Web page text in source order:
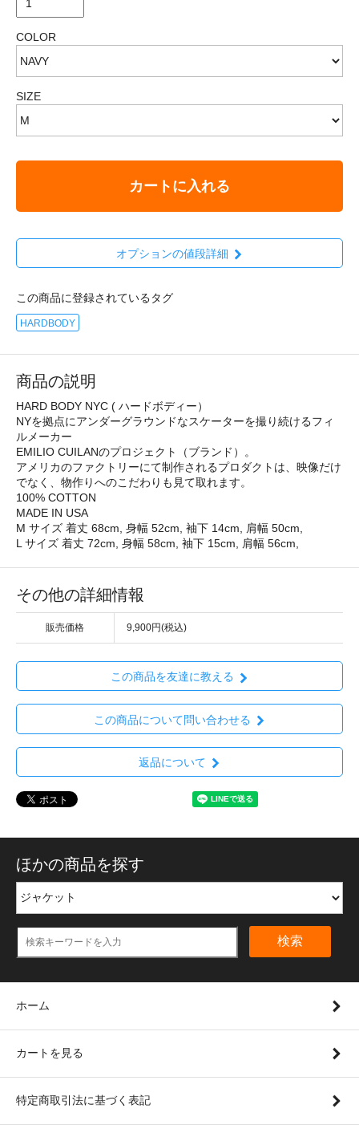
COLOR
SIZE
カートに入れる
オプションの値段詳細
この商品に登録されているタグ
HARDBODY
商品の説明
HARD BODY NYC ( ハードボディー）
NYを拠点にアンダーグラウンドなスケーターを撮り続けるフィ
ルメーカー
EMILIO CUILANのプロジェクト（ブランド）。
アメリカのファクトリーにて制作されるプロダクトは、映像だけ
でなく、物作りへのこだわりも見て取れます。
100% COTTON
MADE IN USA
M サイズ 着丈 68cm, 身幅 52cm, 袖下 14cm, 肩幅 50cm,
L サイズ 着丈 72cm, 身幅 58cm, 袖下 15cm, 肩幅 56cm,
その他の詳細情報
販売価格 9,900円(税込)
この商品を友達に教える
この商品について問い合わせる
返品について
ほかの商品を探す
検索
ホーム
カートを見る
特定商取引法に基づく表記